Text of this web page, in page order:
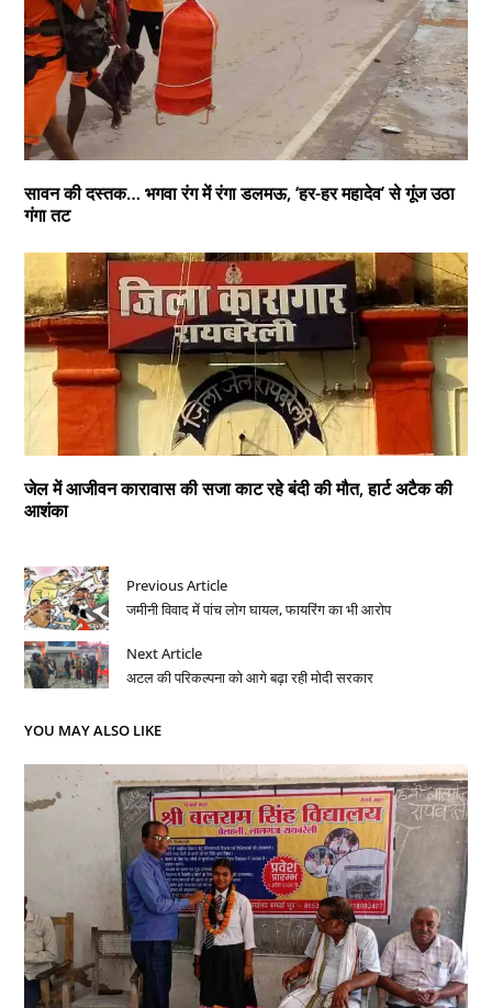
सावन की दस्तक… भगवा रंग में रंगा डलमऊ, ‘हर-हर महादेव’ से गूंज उठा
गंगा तट
जेल में आजीवन कारावास की सजा काट रहे बंदी की मौत, हार्ट अटैक की
आशंका
Previous Article
जमीनी विवाद में पांच लोग घायल, फायरिंग का भी आरोप
Next Article
अटल की परिकल्पना को आगे बढ़ा रही मोदी सरकार
YOU MAY ALSO LIKE